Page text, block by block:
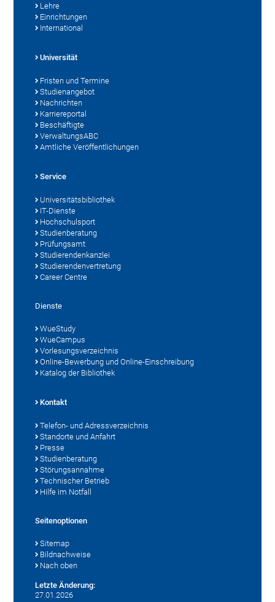
Lehre
Einrichtungen
International
Universität
Fristen und Termine
Studienangebot
Nachrichten
Karriereportal
Beschäftigte
VerwaltungsABC
Amtliche Veröffentlichungen
Service
Universitätsbibliothek
IT-Dienste
Hochschulsport
Studienberatung
Prüfungsamt
Studierendenkanzlei
Studierendenvertretung
Career Centre
Dienste
WueStudy
WueCampus
Vorlesungsverzeichnis
Online-Bewerbung und Online-Einschreibung
Katalog der Bibliothek
Kontakt
Telefon- und Adressverzeichnis
Standorte und Anfahrt
Presse
Studienberatung
Störungsannahme
Technischer Betrieb
Hilfe im Notfall
Seitenoptionen
Sitemap
Bildnachweise
Nach oben
Letzte Änderung:
27.01.2026